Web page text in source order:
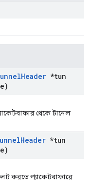
Header *tun
থেকে টানেল
Header *tun
করতে প্যাকেটবাফারে